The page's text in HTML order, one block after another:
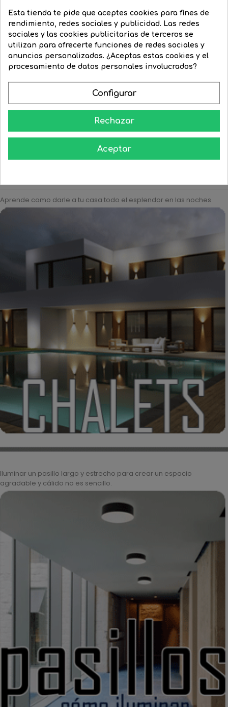
Precio
2,66 € Precio
2,42 €
Precio
2,96 € Precio
2,37 €
Aprende como darle a tu casa todo el esplendor en las noches
Iluminar un pasillo largo y estrecho para crear un espacio
agradable y cálido no es sencillo.
Esta tienda te pide que aceptes cookies para fines de
rendimiento, redes sociales y publicidad. Las redes
sociales y las cookies publicitarias de terceros se
utilizan para ofrecerte funciones de redes sociales y
anuncios personalizados. ¿Aceptas estas cookies y el
procesamiento de datos personales involucrados?
Configurar
Rechazar
Aceptar